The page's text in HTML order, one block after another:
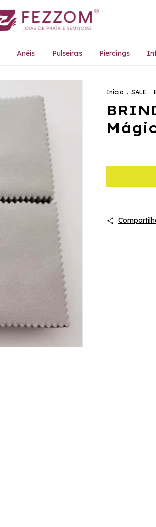
Anéis Pulseiras Piercings
Início . SALE .